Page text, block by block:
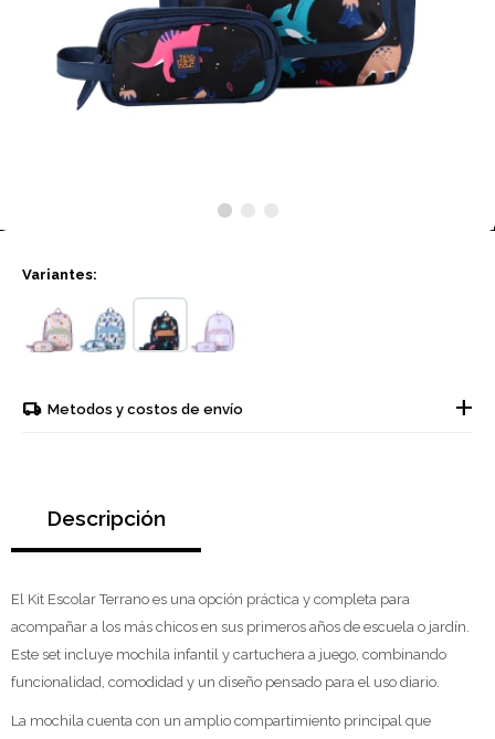
Variantes:
Metodos y costos de envío
Descripción
El Kit Escolar Terrano es una opción práctica y completa para
acompañar a los más chicos en sus primeros años de escuela o jardín.
Este set incluye mochila infantil y cartuchera a juego, combinando
funcionalidad, comodidad y un diseño pensado para el uso diario.
La mochila cuenta con un amplio compartimiento principal que